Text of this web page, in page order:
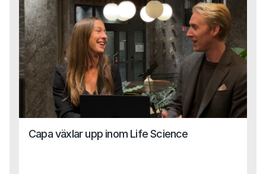
sin fulla potential ute hos kund.Vi tog en pratstund med
Karin för att lära känna henne lite bättre och höra mer om
hur hon ser på sin nya roll, vad som driver henne och vad
hon hoppas kunna bidra med på Capa.
Capa växlar upp inom Life Science